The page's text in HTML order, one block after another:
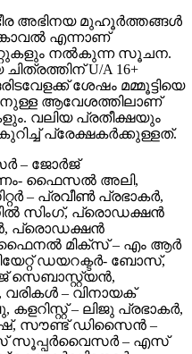
അഭിനയ മുഹൂർത്തങ്ങൾ
എന്നാണ്
നൽകുന്ന സൂചന.
U/A 16+
ശേഷം മമ്മൂട്ടിയെ
ആവേശത്തിലാണ്
വലിയ പ്രതീക്ഷയും
പ്രേക്ഷകർക്കുള്ളത്.
– ജോർജ്
ഫൈസൽ അലി,
– പ്രവീൺ പ്രഭാകർ,
സിംഗ്, പ്രൊഡക്ഷൻ
പ്രൊഡക്ഷൻ
മിക്സ് – എം ആർ
ഡയറക്ടർ- ബോസ്,
സെബാസ്റ്റ്യൻ,
വരികൾ – വിനായക്
– ലിജു പ്രഭാകർ,
സൗണ്ട് ഡിസൈൻ –
സൂപ്പർവൈസർ – എസ്